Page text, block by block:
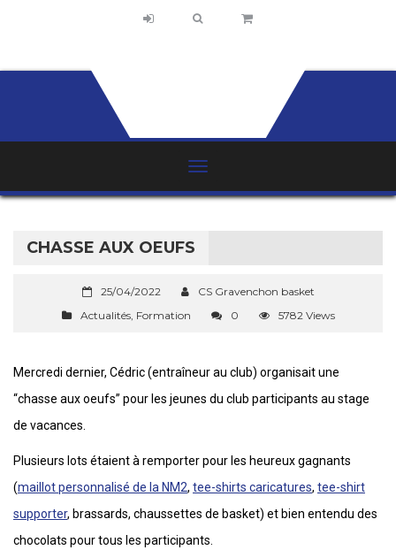
CHASSE AUX OEUFS
25/04/2022
CS Gravenchon basket
Actualités, Formation 0 5782 Views
Mercredi dernier, Cédric (entraîneur au club) organisait une
“chasse aux oeufs” pour les jeunes du club participants au stage
de vacances.
Plusieurs lots étaient à remporter pour les heureux gagnants
(maillot personnalisé de la NM2, tee-shirts caricatures, tee-shirt
supporter, brassards, chaussettes de basket) et bien entendu des
chocolats pour tous les participants.